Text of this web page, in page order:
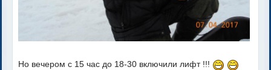
Но вечером с 15 час до 18-30 включили лифт !!!